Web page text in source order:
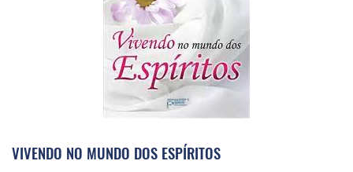
VIVENDO NO MUNDO DOS ESPÍRITOS